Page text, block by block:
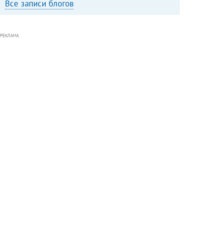
Все записи блогов
РЕКЛАМА